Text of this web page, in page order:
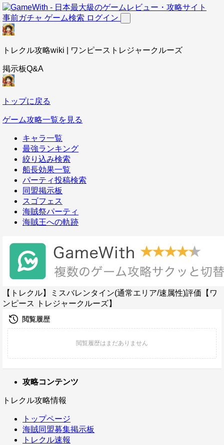
事前ガチャ ゲーム検索 ログイン
トレクル攻略wiki | ワンピーストレジャークルーズ
掲示板Q&A
トップに戻る
ゲーム攻略一覧を見る
キャラ一覧
最強ランキング
絞り込み検索
船長効果一覧
パーティ投稿検索
同盟掲示板
スゴフェス
海賊祭パーティ
海賊王への軌跡
【トレクル】ミスバレンタイン(通常エリア/速属性)評価【ワ
ンピース トレジャークルーズ】
攻略コンテンツ
トレクル攻略情報
トップページ
海賊同盟募集掲示板
トレクル速報